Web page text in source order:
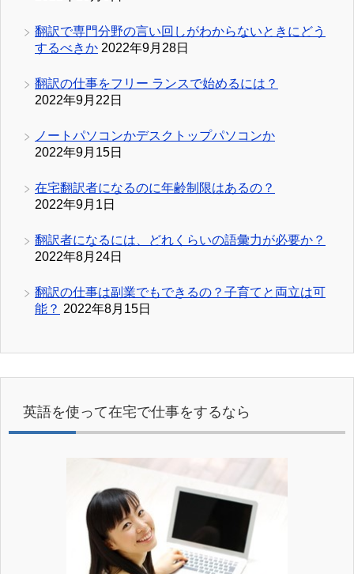
翻訳で専門分野の言い回しがわからないときにどう
するべきか 2022年9月28日
翻訳の仕事をフリー ランスで始めるには？
2022年9月22日
ノートパソコンかデスクトップパソコンか
2022年9月15日
在宅翻訳者になるのに年齢制限はあるの？
2022年9月1日
翻訳者になるには、どれくらいの語彙力が必要か？
2022年8月24日
翻訳の仕事は副業でもできるの？子育てと両立は可
能？ 2022年8月15日
英語を使って在宅で仕事をするなら